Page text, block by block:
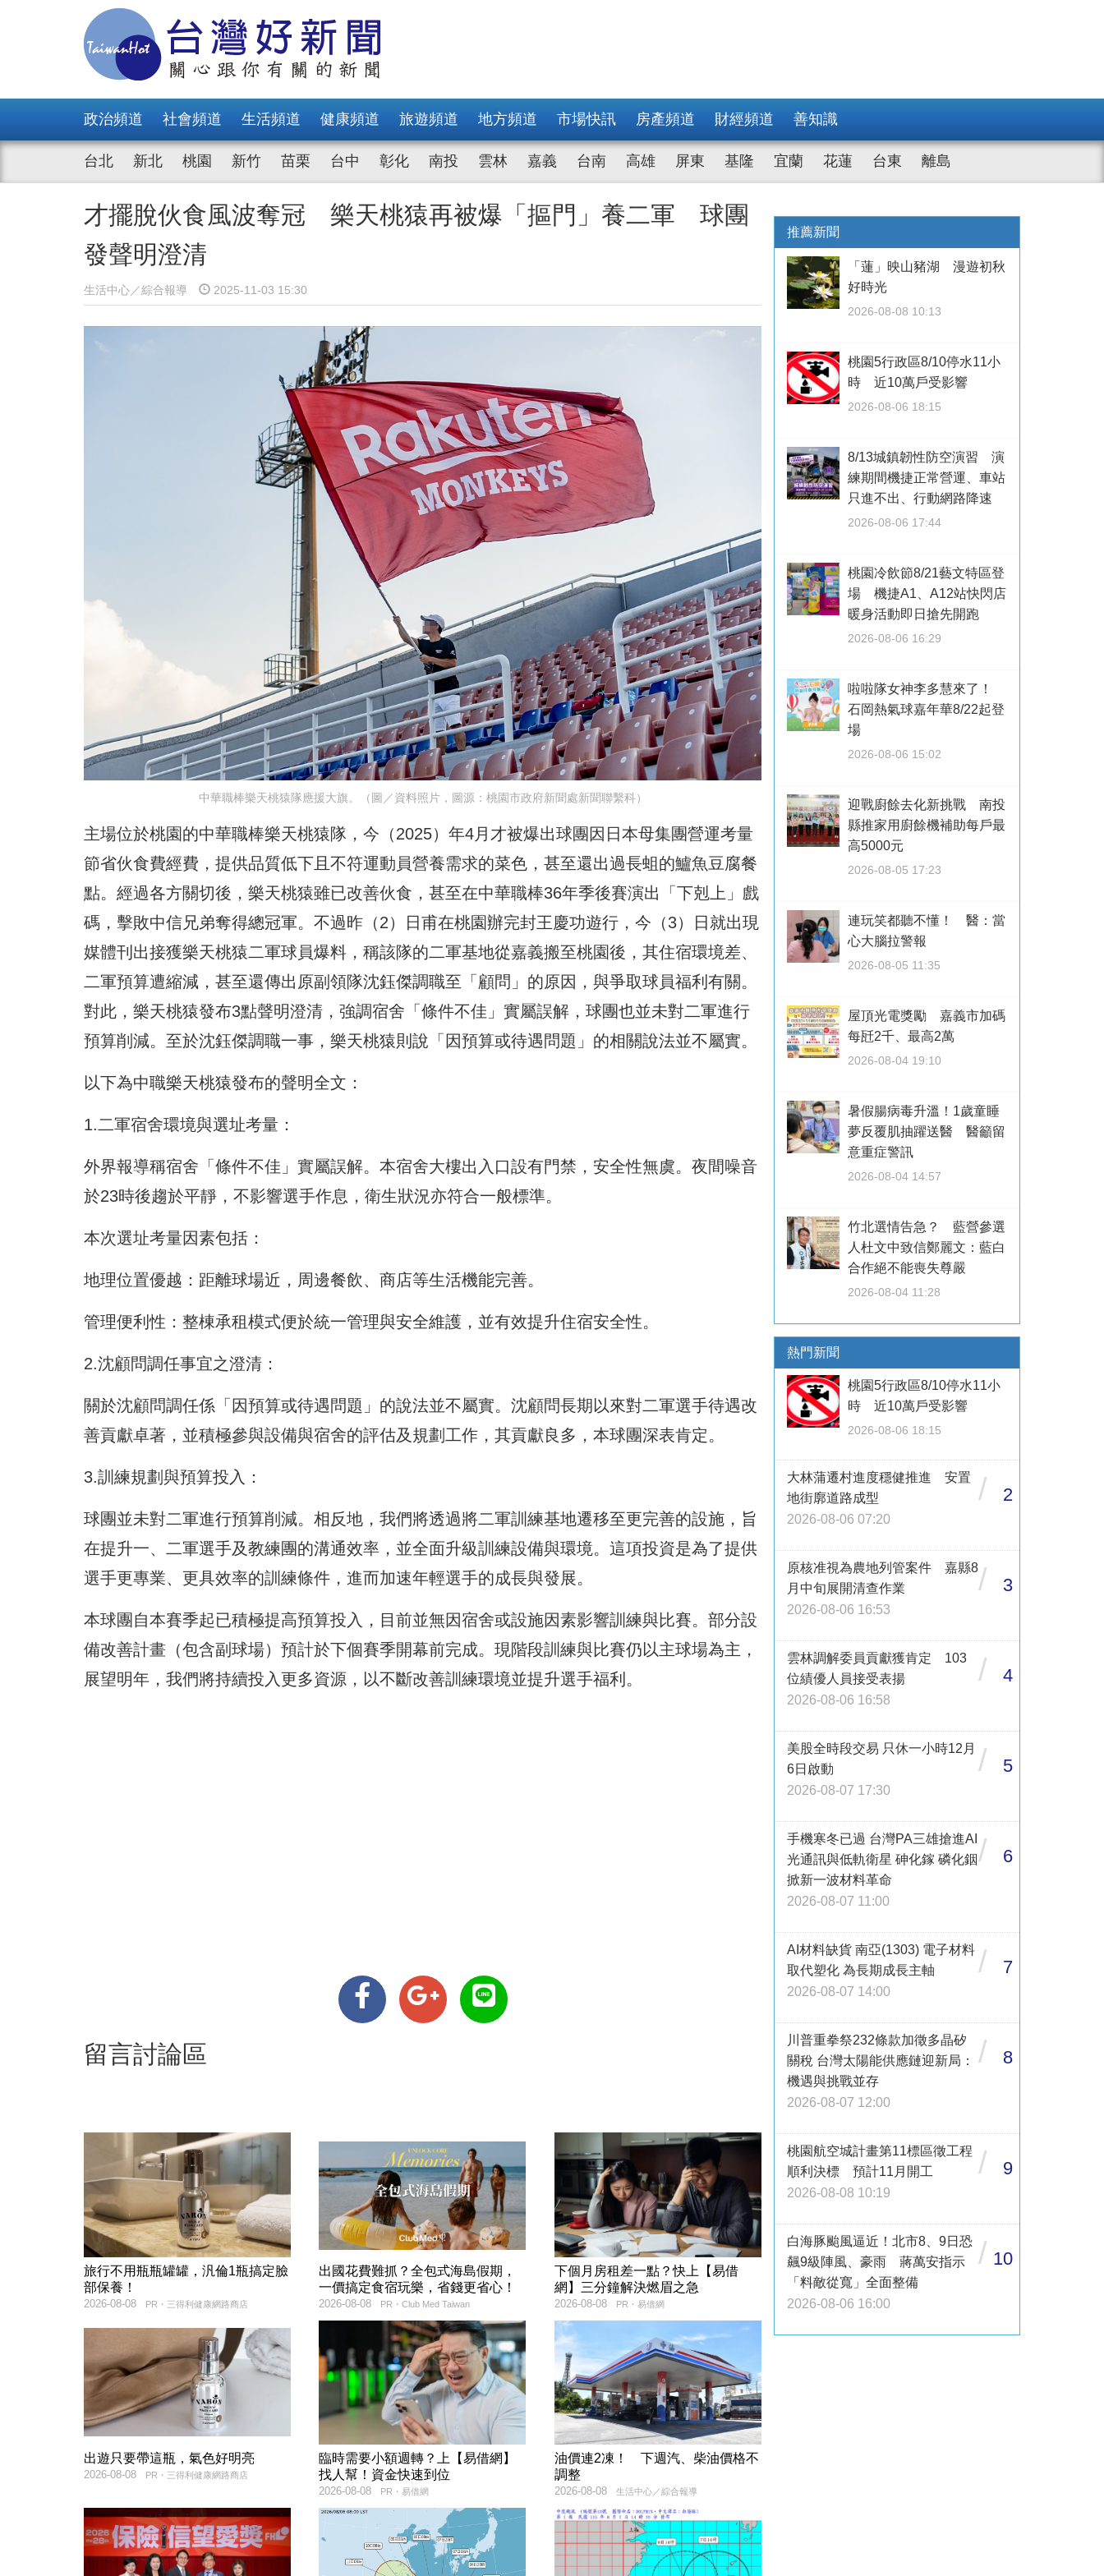
政治頻道 社會頻道 生活頻道 健康頻道 旅遊頻道 地方頻道 市場快訊 房產頻道 財經頻道 善知識
台北 新北 桃園 新竹 苗栗 台中 彰化 南投 雲林 嘉義 台南 高雄 屏東 基隆 宜蘭 花蓮 台東 離島
才擺脫伙食風波奪冠 樂天桃猿再被爆「摳門」養二軍 球團
發聲明澄清
生活中心／綜合報導 2025-11-03 15:30
中華職棒樂天桃猿隊應援大旗。（圖／資料照片，圖源：桃園市政府新聞處新聞聯繫科）
主場位於桃園的中華職棒樂天桃猿隊，今（2025）年4月才被爆出球團因日本母集團營運考量
節省伙食費經費，提供品質低下且不符運動員營養需求的菜色，甚至還出過長蛆的鱸魚豆腐餐
點。經過各方關切後，樂天桃猿雖已改善伙食，甚至在中華職棒36年季後賽演出「下剋上」戲
碼，擊敗中信兄弟奪得總冠軍。不過昨（2）日甫在桃園辦完封王慶功遊行，今（3）日就出現
媒體刊出接獲樂天桃猿二軍球員爆料，稱該隊的二軍基地從嘉義搬至桃園後，其住宿環境差、
二軍預算遭縮減，甚至還傳出原副領隊沈鈺傑調職至「顧問」的原因，與爭取球員福利有關。
對此，樂天桃猿發布3點聲明澄清，強調宿舍「條件不佳」實屬誤解，球團也並未對二軍進行
預算削減。至於沈鈺傑調職一事，樂天桃猿則說「因預算或待遇問題」的相關說法並不屬實。
以下為中職樂天桃猿發布的聲明全文：
1.二軍宿舍環境與選址考量：
外界報導稱宿舍「條件不佳」實屬誤解。本宿舍大樓出入口設有門禁，安全性無虞。夜間噪音
於23時後趨於平靜，不影響選手作息，衛生狀況亦符合一般標準。
本次選址考量因素包括：
地理位置優越：距離球場近，周邊餐飲、商店等生活機能完善。
管理便利性：整棟承租模式便於統一管理與安全維護，並有效提升住宿安全性。
2.沈顧問調任事宜之澄清：
關於沈顧問調任係「因預算或待遇問題」的說法並不屬實。沈顧問長期以來對二軍選手待遇改
善貢獻卓著，並積極參與設備與宿舍的評估及規劃工作，其貢獻良多，本球團深表肯定。
3.訓練規劃與預算投入：
球團並未對二軍進行預算削減。相反地，我們將透過將二軍訓練基地遷移至更完善的設施，旨
在提升一、二軍選手及教練團的溝通效率，並全面升級訓練設備與環境。這項投資是為了提供
選手更專業、更具效率的訓練條件，進而加速年輕選手的成長與發展。
本球團自本賽季起已積極提高預算投入，目前並無因宿舍或設施因素影響訓練與比賽。部分設
備改善計畫（包含副球場）預計於下個賽季開幕前完成。現階段訓練與比賽仍以主球場為主，
展望明年，我們將持續投入更多資源，以不斷改善訓練環境並提升選手福利。
留言討論區
旅行不用瓶瓶罐罐，汎倫1瓶搞定臉
部保養！
PR・三得利健康網路商店
2026-08-08
出國花費難抓？全包式海島假期，
一價搞定食宿玩樂，省錢更省心！
PR・Club Med Taiwan
2026-08-08
下個月房租差一點？快上【易借
網】三分鐘解決燃眉之急
PR・易借網
2026-08-08
出遊只要帶這瓶，氣色好明亮
PR・三得利健康網路商店
2026-08-08
臨時需要小額週轉？上【易借網】
找人幫！資金快速到位
PR・易借網
2026-08-08
油價連2凍！ 下週汽、柴油價格不
調整
生活中心／綜合報導
2026-08-08
推薦新聞
「蓮」映山豬湖 漫遊初秋
好時光
2026-08-08 10:13
桃園5行政區8/10停水11小
時 近10萬戶受影響
2026-08-06 18:15
8/13城鎮韌性防空演習 演
練期間機捷正常營運、車站
只進不出、行動網路降速
2026-08-06 17:44
桃園冷飲節8/21藝文特區登
場 機捷A1、A12站快閃店
暖身活動即日搶先開跑
2026-08-06 16:29
啦啦隊女神李多慧來了！
石岡熱氣球嘉年華8/22起登
場
2026-08-06 15:02
迎戰廚餘去化新挑戰 南投
縣推家用廚餘機補助每戶最
高5000元
2026-08-05 17:23
連玩笑都聽不懂！ 醫：當
心大腦拉警報
2026-08-05 11:35
屋頂光電獎勵 嘉義市加碼
每瓩2千、最高2萬
2026-08-04 19:10
暑假腸病毒升溫！1歲童睡
夢反覆肌抽躍送醫 醫籲留
意重症警訊
2026-08-04 14:57
竹北選情告急？ 藍營參選
人杜文中致信鄭麗文：藍白
合作絕不能喪失尊嚴
2026-08-04 11:28
熱門新聞
桃園5行政區8/10停水11小
時 近10萬戶受影響
2026-08-06 18:15
大林蒲遷村進度穩健推進 安置
地街廓道路成型
2026-08-06 07:20
/ 2
原核准視為農地列管案件 嘉縣8
月中旬展開清查作業
2026-08-06 16:53
/ 3
雲林調解委員貢獻獲肯定 103
位績優人員接受表揚
2026-08-06 16:58
/ 4
美股全時段交易 只休一小時12月
6日啟動
2026-08-07 17:30
/ 5
手機寒冬已過 台灣PA三雄搶進AI
光通訊與低軌衛星 砷化鎵 磷化銦
掀新一波材料革命
2026-08-07 11:00
/ 6
AI材料缺貨 南亞(1303) 電子材料
取代塑化 為長期成長主軸
2026-08-07 14:00
/ 7
川普重拳祭232條款加徵多晶矽
關稅 台灣太陽能供應鏈迎新局：
機遇與挑戰並存
2026-08-07 12:00
/ 8
桃園航空城計畫第11標區徵工程
順利決標 預計11月開工
2026-08-08 10:19
/ 9
白海豚颱風逼近！北市8、9日恐
飆9級陣風、豪雨 蔣萬安指示
「料敵從寬」全面整備
2026-08-06 16:00
/ 10